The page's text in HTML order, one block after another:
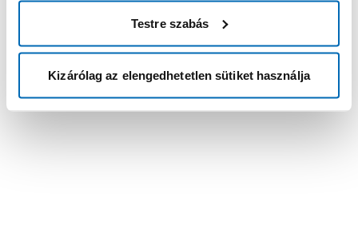
Testre szabás
Kizárólag az elengedhetetlen sütiket használja